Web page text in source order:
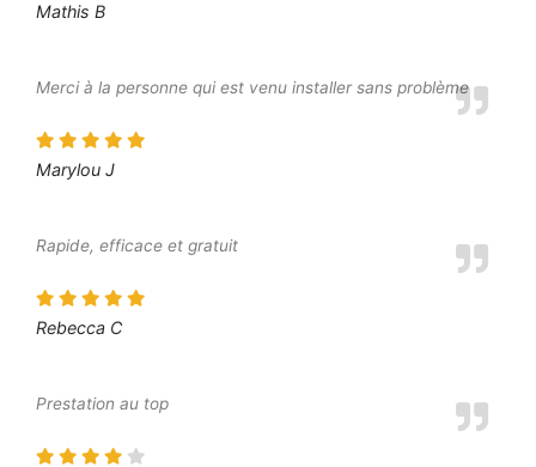
Mathis B
Merci à la personne qui est venu installer sans problème
Marylou J
Rapide, efficace et gratuit
Rebecca C
Prestation au top